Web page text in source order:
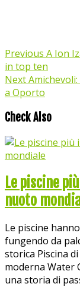
Previous A Ion
in top ten
Next
a Oporto
Check Also
Le piscine
nuoto
Le piscine
fungendo da
storica Piscina
moderna Water
una storia di